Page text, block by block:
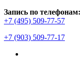
Запись по телефонам:
+7 (495) 509-77-57
+7 (903) 509-77-17